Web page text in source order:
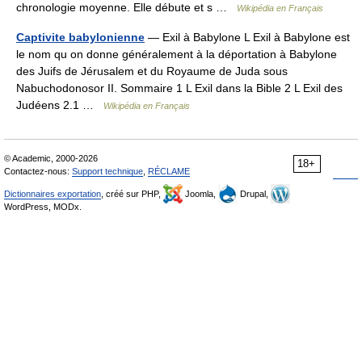
chronologie moyenne. Elle débute et s …
Wikipédia en Français
Captivite babylonienne — Exil à Babylone L Exil à Babylone est
le nom qu on donne généralement à la déportation à Babylone
des Juifs de Jérusalem et du Royaume de Juda sous
Nabuchodonosor II. Sommaire 1 L Exil dans la Bible 2 L Exil des
Judéens 2.1 …
Wikipédia en Français
18+
© Academic, 2000-2026
Contactez-nous: Support technique RÉCLAME
Dictionnaires exportation , créé sur PHP, Joomla,
Drupal,
WordPress, MODx.